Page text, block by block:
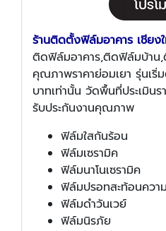
ร้านติดตั้งฟิล์มอาคาร เชียง
ติดฟิล์มอาคาร,ติดฟิล์มบ้า
คุณภาพราคาย่อมเยา รุ่นเริ่
บาทเท่านั้น วัดพื้นที่ประเมิน
รับประกันงานคุณภาพ
ฟิล์มใสกันร้อน
ฟิล์มเซรามิค
ฟิล์มนาโนเซรามิค
ฟิล์มปรอทสะท้อนควา
ฟิล์มดำวันเวย์
ฟิล์มนิรภัย